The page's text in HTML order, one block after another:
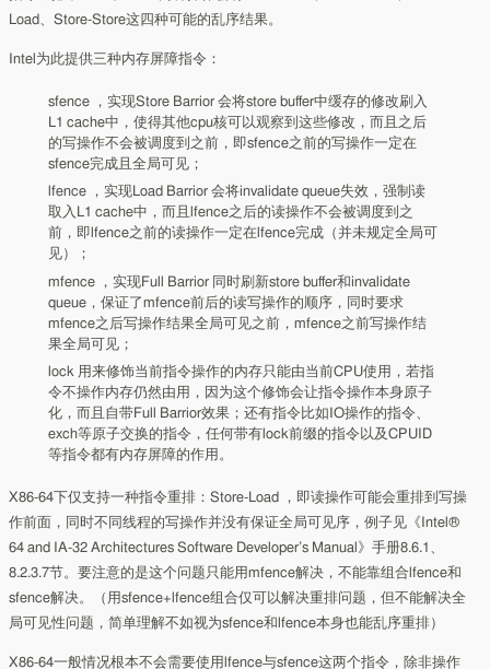
Load、Store-Store这四种可能的乱序结果。
Intel为此提供三种内存屏障指令：
sfence ，实现Store Barrior 会将store buffer中缓存的修改刷入
L1 cache中，使得其他cpu核可以观察到这些修改，而且之后
的写操作不会被调度到之前，即sfence之前的写操作一定在
sfence完成且全局可见；
lfence ，实现Load Barrior 会将invalidate queue失效，强制读
取入L1 cache中，而且lfence之后的读操作不会被调度到之
前，即lfence之前的读操作一定在lfence完成（并未规定全局可
见）；
mfence ，实现Full Barrior 同时刷新store buffer和invalidate
queue，保证了mfence前后的读写操作的顺序，同时要求
mfence之后写操作结果全局可见之前，mfence之前写操作结
果全局可见；
lock 用来修饰当前指令操作的内存只能由当前CPU使用，若指
令不操作内存仍然由用，因为这个修饰会让指令操作本身原子
化，而且自带Full Barrior效果；还有指令比如IO操作的指令、
exch等原子交换的指令，任何带有lock前缀的指令以及CPUID
等指令都有内存屏障的作用。
X86-64下仅支持一种指令重排：Store-Load ，即读操作可能会重排到写操
作前面，同时不同线程的写操作并没有保证全局可见序，例子见《Intel®
64 and IA-32 Architectures Software Developer’s Manual》手册8.6.1、
8.2.3.7节。要注意的是这个问题只能用mfence解决，不能靠组合lfence和
sfence解决。（用sfence+lfence组合仅可以解决重排问题，但不能解决全
局可见性问题，简单理解不如视为sfence和lfence本身也能乱序重排）
X86-64一般情况根本不会需要使用lfence与sfence这两个指令，除非操作